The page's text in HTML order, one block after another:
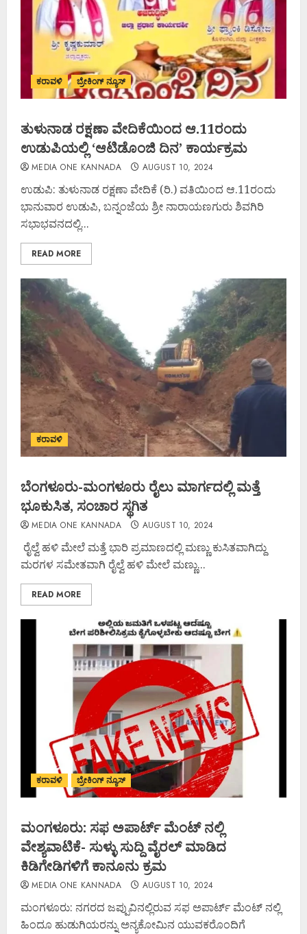
ಕರಾವಳಿ ಬ್ರೇಕಿಂಗ್ ನ್ಯೂಸ್
ತುಳುನಾಡ ರಕ್ಷಣಾ ವೇದಿಕೆಯಿಂದ ಆ.11ರಂದು
ಉಡುಪಿಯಲ್ಲಿ ʻಆಟಿಡೊಂಜಿ ದಿನʼ ಕಾರ್ಯಕ್ರಮ
MEDIA ONE KANNADA AUGUST 10, 2024
ಉಡುಪಿ: ತುಳುನಾಡ ರಕ್ಷಣಾ ವೇದಿಕೆ (ರಿ.) ವತಿಯಿಂದ ಆ.11ರಂದು
ಭಾನುವಾರ ಉಡುಪಿ, ಬನ್ನಂಜೆಯ ಶ್ರೀ ನಾರಾಯಣಗುರು ಶಿವಗಿರಿ
ಸಭಾಭವನದಲ್ಲಿ...
READ MORE
ಕರಾವಳಿ
ಬೆಂಗಳೂರು-ಮಂಗಳೂರು ರೈಲು ಮಾರ್ಗದಲ್ಲಿ ಮತ್ತೆ
ಭೂಕುಸಿತ, ಸಂಚಾರ ಸ್ಥಗಿತ
MEDIA ONE KANNADA AUGUST 10, 2024
ರೈಲ್ವೆ ಹಳಿ ಮೇಲೆ ಮತ್ತೆ ಭಾರಿ ಪ್ರಮಾಣದಲ್ಲಿ ಮಣ್ಣು ಕುಸಿತವಾಗಿದ್ದು
ಮರಗಳ ಸಮೇತವಾಗಿ ರೈಲ್ವೆ ಹಳಿ ಮೇಲೆ ಮಣ್ಣು...
READ MORE
ಕರಾವಳಿ ಬ್ರೇಕಿಂಗ್ ನ್ಯೂಸ್
ಮಂಗಳೂರು: ಸಫ ಅಪಾರ್ಟ್ ಮೆಂಟ್ ನಲ್ಲಿ
ವೇಶ್ಯವಾಟಿಕೆ- ಸುಳ್ಳು ಸುದ್ದಿ ವೈರಲ್ ಮಾಡಿದ
ಕಿಡಿಗೇಡಿಗಳಿಗೆ ಕಾನೂನು ಕ್ರಮ
MEDIA ONE KANNADA AUGUST 10, 2024
ಮಂಗಳೂರು: ನಗರದ ಜಪ್ಪುವಿನಲ್ಲಿರುವ ಸಫ ಅಪಾರ್ಟ್ ಮೆಂಟ್ ನಲ್ಲಿ
ಹಿಂದೂ ಹುಡುಗಿಯರನ್ನು ಅನ್ಯಕೋಮಿನ ಯುವಕರೊಂದಿಗೆ